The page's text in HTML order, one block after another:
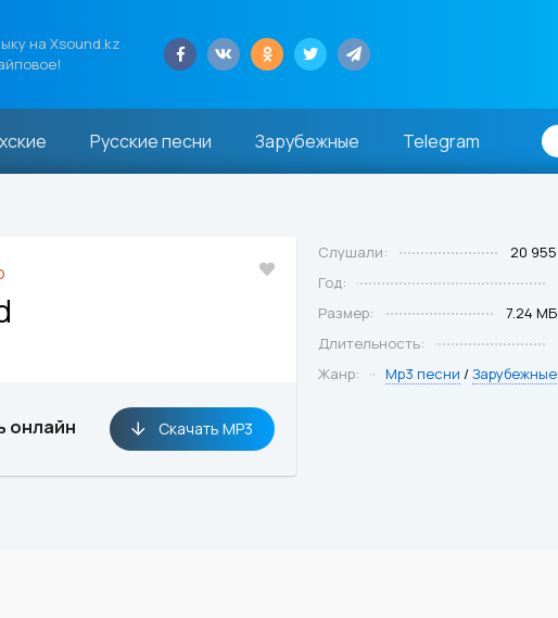
на Xsound.kz
Русские песни Зарубежные Telegram
онлайн Скачать MP3
Слушали:
20 955
Год:
Размер:
7.24 МБ
Длительность:
Жанр:
Mp3 песни /Зарубежные